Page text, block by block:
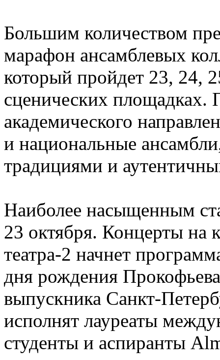
Большим количеством
марафон ансамблевых
который пройдет 23, 24,
сценических площадках.
академического
и национальные
традициями и
Наиболее насыщенным
23 октября. Концерты на
театра-2 начнет
дня рождения
выпускника Санкт-
исполнят лауреаты
студенты и аспиранты